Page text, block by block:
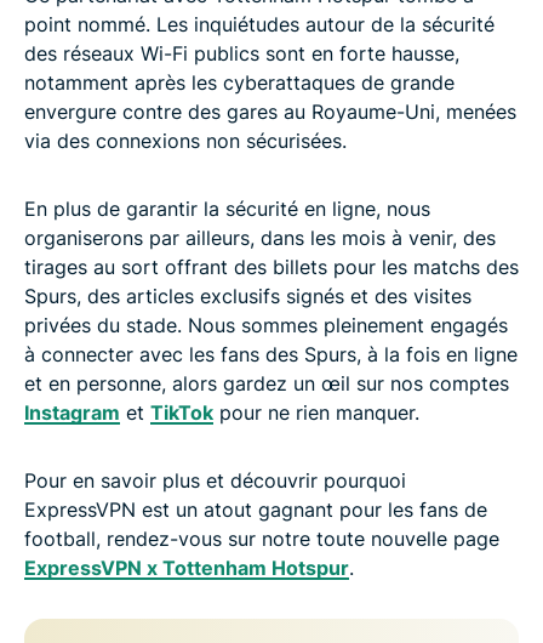
point nommé. Les inquiétudes autour de la sécurité
des réseaux Wi-Fi publics sont en forte hausse,
notamment après les cyberattaques de grande
envergure contre des gares au Royaume-Uni, menées
via des connexions non sécurisées.
En plus de garantir la sécurité en ligne, nous
organiserons par ailleurs, dans les mois à venir, des
tirages au sort offrant des billets pour les matchs des
Spurs, des articles exclusifs signés et des visites
privées du stade. Nous sommes pleinement engagés
à connecter avec les fans des Spurs, à la fois en ligne
et en personne, alors gardez un œil sur nos comptes
Instagram et TikTok pour ne rien manquer.
Pour en savoir plus et découvrir pourquoi
ExpressVPN est un atout gagnant pour les fans de
football, rendez-vous sur notre toute nouvelle page
ExpressVPN x Tottenham Hotspur.